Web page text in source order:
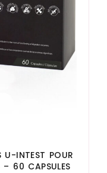
U-INTEST POUR
– 60 CAPSULES